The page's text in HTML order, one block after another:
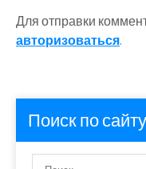
Для отправки
авторизоваться.
Поиск по сайту